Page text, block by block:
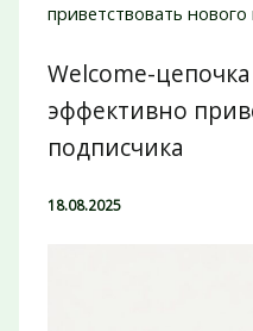
приветствовать
Welcome-
эффективно
подписчика
18.08.2025